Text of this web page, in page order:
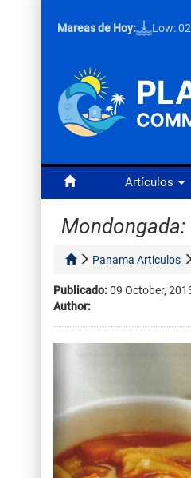
Mareas de Hoy: Low:
Artículos
Mondongada:
Panama Articulos
Publicado:09 October,
Author: